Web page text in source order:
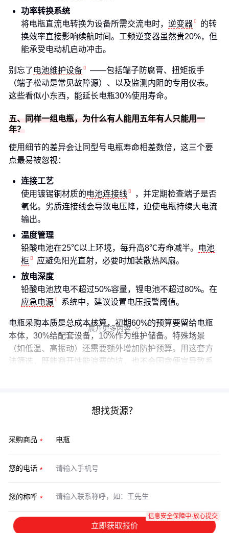
功率转换系统
将电瓶直流电转换为设备所需交流电时， 逆变器
的转
换效率直接影响续航时间。工频逆变器虽然贵20%，但
能承受电动机启动冲击。
别忘了 电池维护设备
——包括端子防腐膏、扭矩扳手
（端子松动是常见故障源）、以及监测内阻的专用仪表。
这些看似小东西，能延长电瓶30%使用寿命。
五、同样一组电瓶，为什么有人能用五年有人只能用一
年？
使用细节的差异会让同型号电瓶寿命相差数倍，这三个要
点最易被忽视：
连接工艺
使用镀锡铜材质的电池连接线
，并定期检查端子是否
氧化。劣质连接线会导致电压降，迫使电瓶持续大电流
输出。
温度管理
铅酸电池在25℃以上环境，每升高8℃寿命减半。
电池
柜
应避免阳光直射，必要时加装散热风扇。
放电深度
铅酸电池放电不超过50%容量，锂电池不超过80%。在
应急电源
系统中，建议设置电压报警阈值。
电瓶采购本质是总成本核算，初期60%的预算要留给电瓶
本体，30%给配套设备，10%作为维护储备。特殊场景
（如低温、高振动）还需要额外增加防护预算。用这套方
法筛选，既能避开性能浪费的坑，也不会因贪便宜导致系
展开更多内容 
想找货源？
采购商品
您的电话
您的称呼
立即获取报价
信息安全保障中·放心提交